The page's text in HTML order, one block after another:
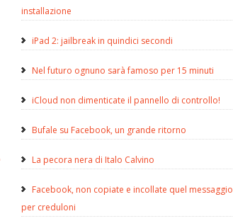
installazione
iPad 2: jailbreak in quindici secondi
Nel futuro ognuno sarà famoso per 15 minuti
iCloud non dimenticate il pannello di controllo!
Bufale su Facebook, un grande ritorno
La pecora nera di Italo Calvino
Facebook, non copiate e incollate quel messaggio
per creduloni